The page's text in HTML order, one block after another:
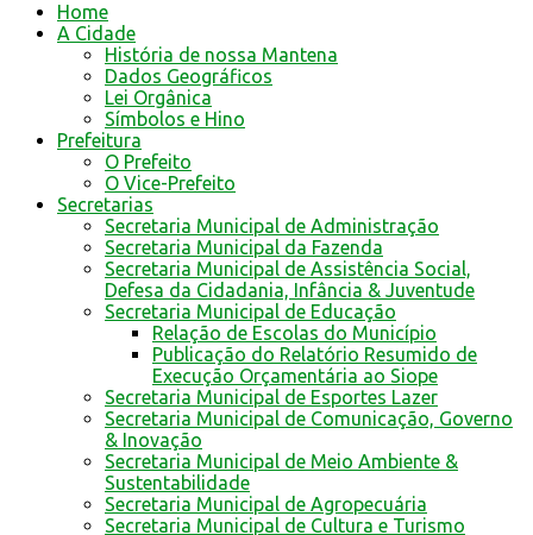
Home
A Cidade
História de nossa Mantena
Dados Geográficos
Lei Orgânica
Símbolos e Hino
Prefeitura
O Prefeito
O Vice-Prefeito
Secretarias
Secretaria Municipal de Administração
Secretaria Municipal da Fazenda
Secretaria Municipal de Assistência Social,
Defesa da Cidadania, Infância & Juventude
Secretaria Municipal de Educação
Relação de Escolas do Município
Publicação do Relatório Resumido de
Execução Orçamentária ao Siope
Secretaria Municipal de Esportes Lazer
Secretaria Municipal de Comunicação, Governo
& Inovação
Secretaria Municipal de Meio Ambiente &
Sustentabilidade
Secretaria Municipal de Agropecuária
Secretaria Municipal de Cultura e Turismo